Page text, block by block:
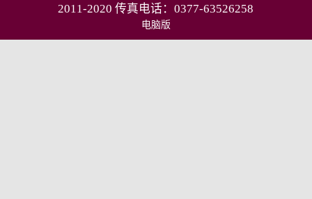
2011-2020 传真电话：0377-63526258
电脑版